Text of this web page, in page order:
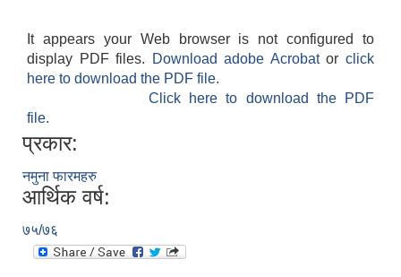
It appears your Web browser is not configured to
display PDF files.
Download adobe Acrobatorclick
here to download the PDF file.
Click here to download the PDF
file.
प्रकार:
नमुना फारमहरु
आर्थिक वर्ष:
७५/७६